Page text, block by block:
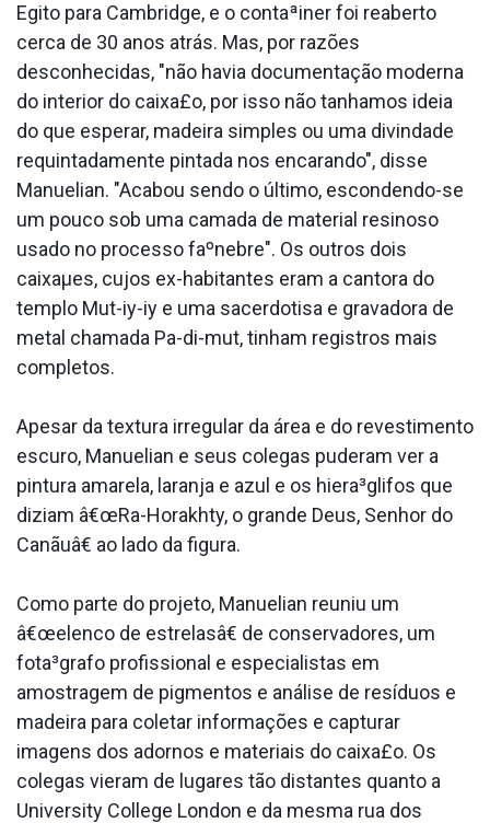
Egito para Cambridge, e o contaªiner foi reaberto
cerca de 30 anos atrás. Mas, por razões
desconhecidas, "não havia documentação moderna
do interior do caixa£o, por isso não ta­nhamos ideia
do que esperar, madeira simples ou uma divindade
requintadamente pintada nos encarando", disse
Manuelian. "Acabou sendo o último, escondendo-se
um pouco sob uma camada de material resinoso
usado no processo faºnebre". Os outros dois
caixaµes, cujos ex-habitantes eram a cantora do
templo Mut-iy-iy e uma sacerdotisa e gravadora de
metal chamada Pa-di-mut, tinham registros mais
completos.
Apesar da textura irregular da área e do revestimento
escuro, Manuelian e seus colegas puderam ver a
pintura amarela, laranja e azul e os hiera³glifos que
diziam â€œRa-Horakhty, o grande Deus, Senhor do
Canãuâ€ ao lado da figura.
Como parte do projeto, Manuelian reuniu um
â€œelenco de estrelasâ€ de conservadores, um
fota³grafo profissional e especialistas em
amostragem de pigmentos e análise de resíduos e
madeira para coletar informações e capturar
imagens dos adornos e materiais do caixa£o. Os
colegas vieram de lugares tão distantes quanto a
University College London e da mesma rua dos